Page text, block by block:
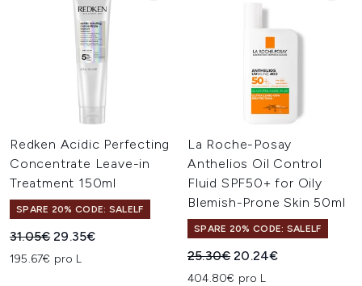
Redken Acidic Perfecting
Concentrate Leave-in
Treatment 150ml
SPARE 20% CODE: SALELF
Unverbindliche Preisempfehlung:
31.05€Aktueller Preis:
29.35€
195.67€ pro L
La Roche-Posay
Anthelios Oil Control
Fluid SPF50+ for Oily
Blemish-Prone Skin 50ml
SPARE 20% CODE: SALELF
Unverbindliche
25.30€Aktueller Preis:
20.24€
404.80€ pro L